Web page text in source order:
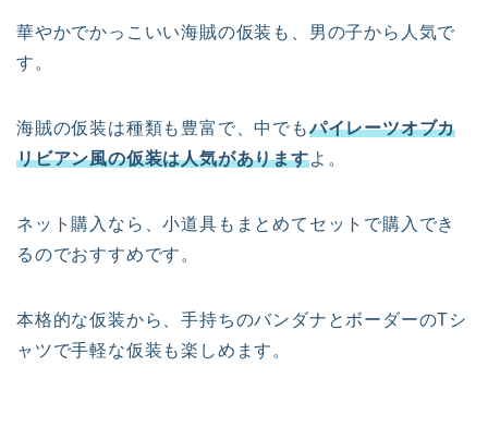
華やかでかっこいい海賊の仮装も、男の子から人気で
す。
海賊の仮装は種類も豊富で、中でもパイレーツオブカ
リビアン風の仮装は人気がありますよ。
ネット購入なら、小道具もまとめてセットで購入でき
るのでおすすめです。
本格的な仮装から、手持ちのバンダナとボーダーのTシ
ャツで手軽な仮装も楽しめます。